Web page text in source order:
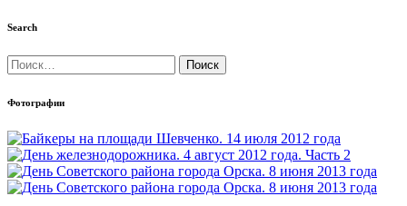
Search
Найти:
Фотографии